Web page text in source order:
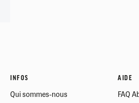
INFOS
Qui sommes-nous
AIDE
FAQ